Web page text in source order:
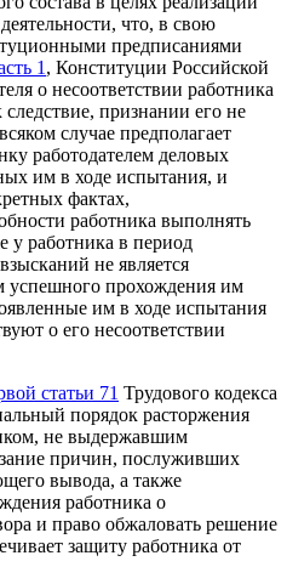
что, в свою
предписаниями
1 , Конституции Российской
о несоответствии работника
признании его не
случае предполагает
работодателем деловых
им в ходе испытания, и
фактах,
работника выполнять
у работника в период
не является
успешного прохождения им
им в ходе испытания
о его несоответствии
статьи 71 Трудового кодекса
порядок расторжения
не выдержавшим
причин, послуживших
вывода, а также
работника о
и право обжаловать решение
защиту работника от